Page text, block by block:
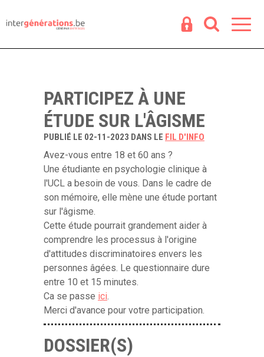
PARTICIPEZ À UNE
ÉTUDE SUR L'ÂGISME
PUBLIÉ LE 02-11-2023 DANS LE FIL D'INFO
Avez-vous entre 18 et 60 ans ?
Une étudiante en psychologie clinique à
l'UCL a besoin de vous. Dans le cadre de
son mémoire, elle mène une étude portant
sur l'âgisme.
Cette étude pourrait grandement aider à
comprendre les processus à l'origine
d'attitudes discriminatoires envers les
personnes âgées. Le questionnaire dure
entre 10 et 15 minutes.
Ca se passe ici.
Merci d'avance pour votre participation.
DOSSIER(S)